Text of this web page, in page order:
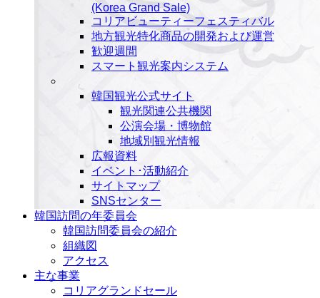
(Korea Grand Sale)
コリアビューティーフェスティバル
地方観光特化商品の開発および運営
歓迎週間
スマート観光案内システム
韓国観光公式サイト
観光関連公共機関
公演会場・博物館
地域別観光情報
広報資料
イベント･活動紹介
サイトマップ
SNSセンター
韓国訪問の年委員会
韓国訪問委員会の紹介
組織図
アクセス
主な事業
コリアグランドセール